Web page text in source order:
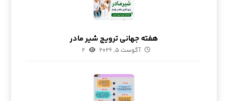
هفته جهانی ترویج شیر مادر
آگوست ۵, ۲۰۲۶ ۲